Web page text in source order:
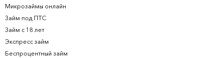
Микрозаймы онлайн
Займ под ПТС
Займ с 18 лет
Экспресс займ
Беспроцентный займ